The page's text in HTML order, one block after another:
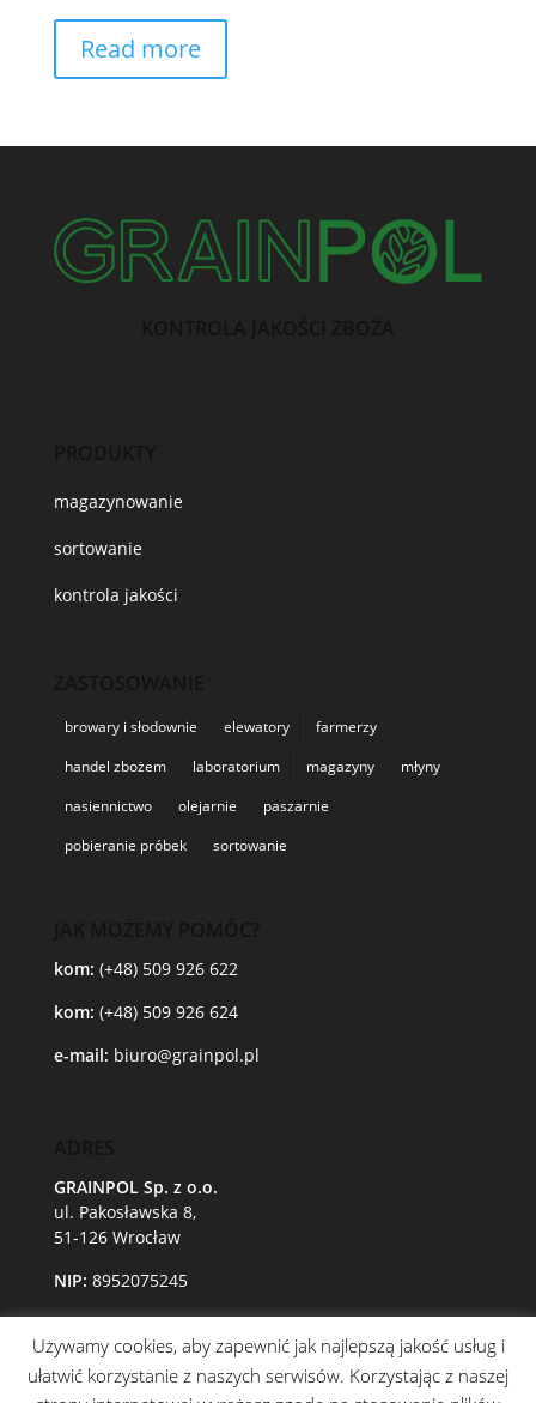
Read more
magazynowanie
sortowanie
kontrola jakości
browary i słodownie elewatory
farmerzy
handel zbożem
laboratorium magazyny
młyny
nasiennictwo
olejarnie
paszarnie
pobieranie próbek
sortowanie
kom: (+48) 509 926 622
kom: (+48) 509 926 624
e-mail: biuro@grainpol.pl
GRAINPOL Sp. z o.o.
ul. Pakosławska 8,
51-126 Wrocław
NIP: 8952075245
Używamy cookies, aby zapewnić jak najlepszą jakość usług i
ułatwić korzystanie z naszych serwisów. Korzystając z naszej